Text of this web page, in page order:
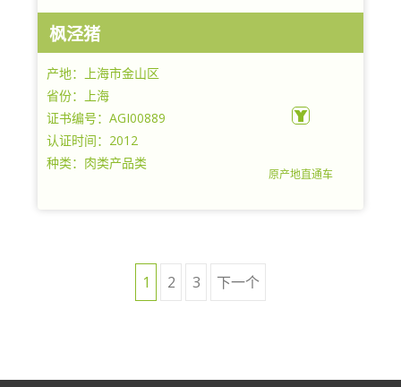
枫泾猪
产地：上海市金山区
省份：上海
证书编号：AGI00889
认证时间：2012
种类：肉类产品类
原产地直通车
文章导航
1 2 3 下一个